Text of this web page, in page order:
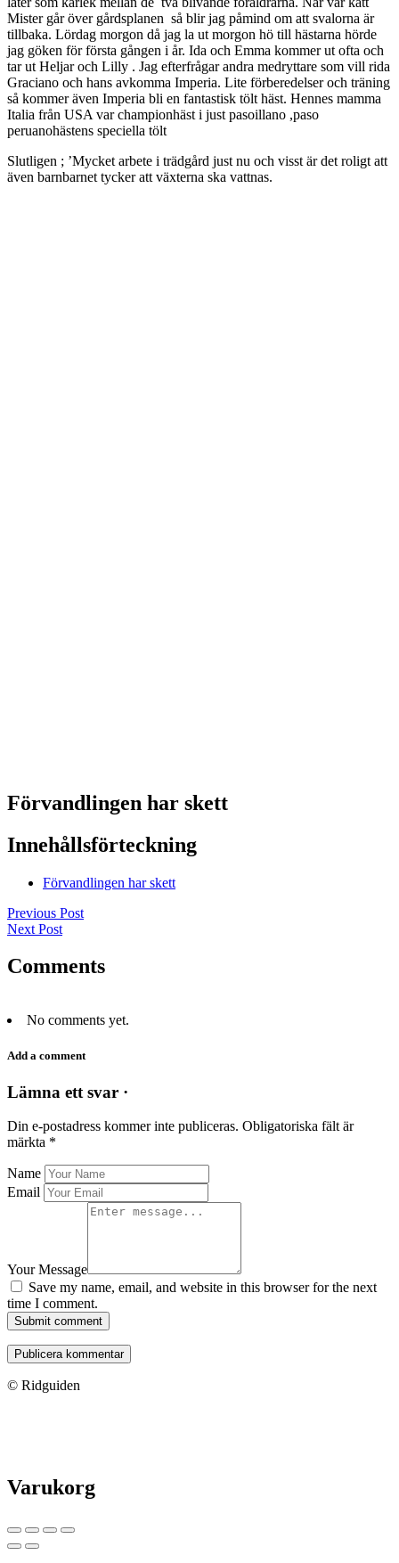
Mister går över gårdsplanen så blir jag påmind om att svalorna är
tillbaka. Lördag morgon då jag la ut morgon hö till hästarna hörde
jag göken för första gången i år. Ida och Emma kommer ut ofta och
tar ut Heljar och Lilly . Jag efterfrågar andra medryttare som vill rida
Graciano och hans avkomma Imperia. Lite förberedelser och träning
så kommer även Imperia bli en fantastisk tölt häst. Hennes mamma
Italia från USA var championhäst i just pasoillano ,paso
peruanohästens speciella tölt
Slutligen ; ’Mycket arbete i trädgård just nu och visst är det roligt att
även barnbarnet tycker att växterna ska vattnas.
Förvandlingen har skett
Innehållsförteckning
Förvandlingen har skett
Previous Post
Next Post
Comments
No comments yet.
Add a comment
Lämna ett svar ·
Din e-postadress kommer inte publiceras. Obligatoriska fält är
märkta *
Name
Email
Your Message
Save my name, email, and website in this browser for the next
time I comment.
Submit comment
© Ridguiden
Varukorg